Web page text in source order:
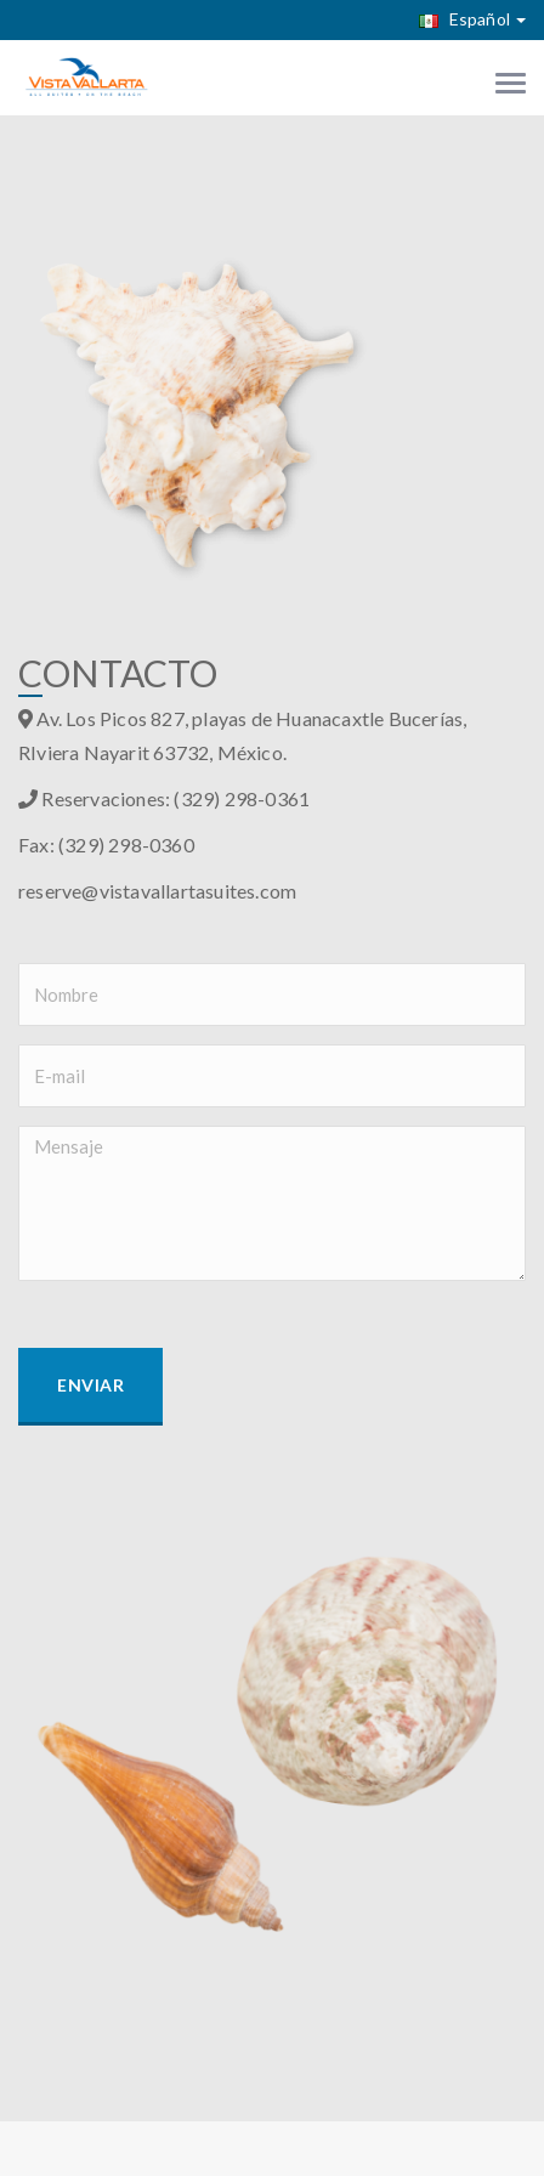
Español
CONTACTO
Av. Los Picos 827, playas de Huanacaxtle Bucerías,
RIviera Nayarit 63732, México.
Reservaciones: (329) 298-0361
Fax: (329) 298-0360
reserve@vistavallartasuites.com